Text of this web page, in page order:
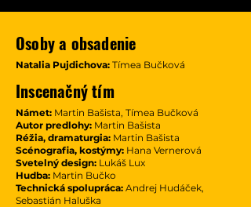
Osoby a obsadenie
Natalia Pujdichova: Tímea Bučková
Inscenačný tím
Námet: Martin Bašista, Tímea Bučková
Autor predlohy: Martin Bašista
Réžia, dramaturgia: Martin Bašista
Scénografia, kostýmy: Hana Vernerová
Svetelný design: Lukáš Lux
Hudba: Martin Bučko
Technická spolupráca: Andrej Hudáček,
Sebastián Haluška